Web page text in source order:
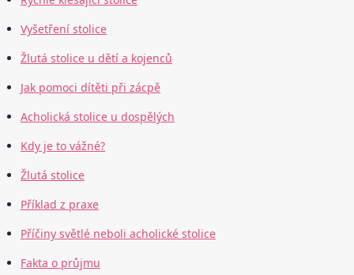
Vyšetření stolice
Žlutá stolice u dětí a kojenců
Jak pomoci dítěti při zácpě
Acholická stolice u dospělých
Kdy je to vážné?
Žlutá stolice
Příklad z praxe
Příčiny světlé neboli acholické stolice
Fakta o průjmu